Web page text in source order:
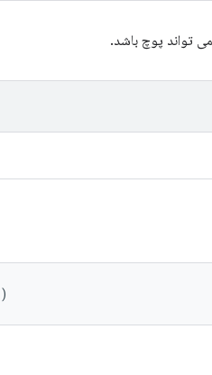
می تواند پوچ باشد.